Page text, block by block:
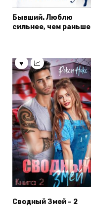
Бывший. Люблю
сильнее, чем раньше
Сводный Змей – 2